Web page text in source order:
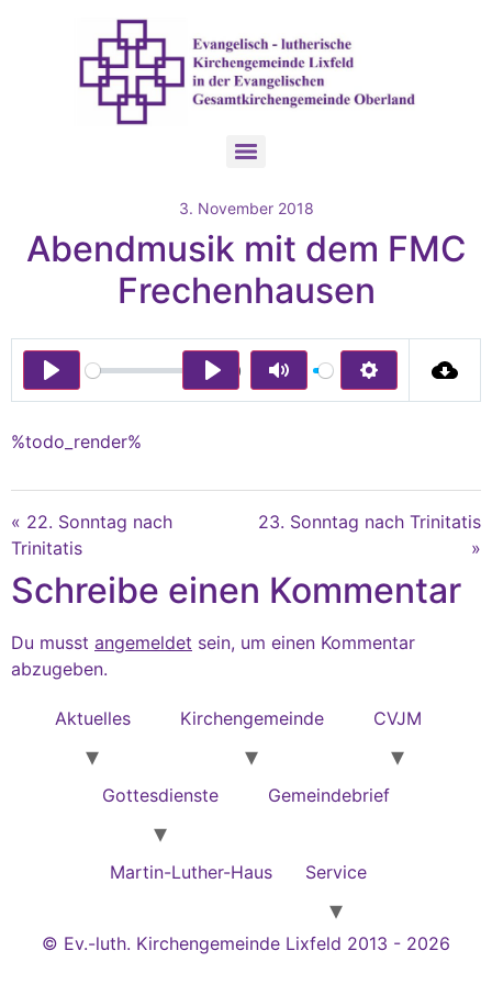
3. November 2018
Abendmusik mit dem FMC
Frechenhausen
Play
00:00
Mute Settings
Play
%todo_render%
« 22. Sonntag nach
Trinitatis
23. Sonntag nach Trinitatis
»
Schreibe einen Kommentar
Du musst angemeldet sein, um einen Kommentar
abzugeben.
Aktuelles Kirchengemeinde CVJM
Gottesdienste Gemeindebrief
Martin-Luther-Haus Service
© Ev.-luth. Kirchengemeinde Lixfeld 2013 - 2026